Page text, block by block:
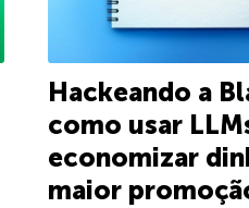
Hackeando a
como usar
economizar
maior